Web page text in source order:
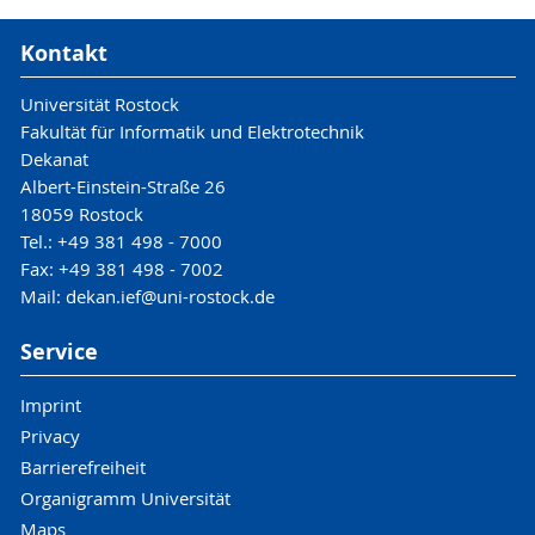
Kontakt
Universität Rostock
Fakultät für Informatik und Elektrotechnik
Dekanat
Albert-Einstein-Straße 26
18059 Rostock
Tel.: +49 381 498 - 7000
Fax: +49 381 498 - 7002
Mail: dekan.ief@uni-rostock.de
Service
Imprint
Privacy
Barrierefreiheit
Organigramm Universität
Maps